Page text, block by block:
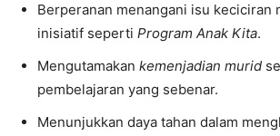
Berperanan menangani isu keciciran
inisiatif seperti Program Anak Kita.
Mengutamakan kemenjadian murid
pembelajaran yang sebenar.
Menunjukkan daya tahan dalam